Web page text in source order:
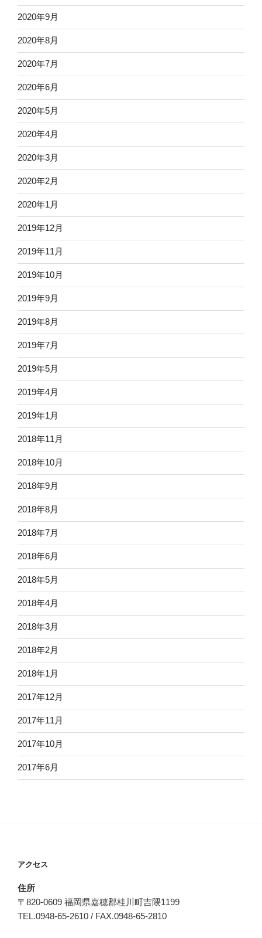
2020年9月
2020年8月
2020年7月
2020年6月
2020年5月
2020年4月
2020年3月
2020年2月
2020年1月
2019年12月
2019年11月
2019年10月
2019年9月
2019年8月
2019年7月
2019年5月
2019年4月
2019年1月
2018年11月
2018年10月
2018年9月
2018年8月
2018年7月
2018年6月
2018年5月
2018年4月
2018年3月
2018年2月
2018年1月
2017年12月
2017年11月
2017年10月
2017年6月
アクセス
住所
〒820-0609 福岡県嘉穂郡桂川町吉隈1199
TEL.0948-65-2610 / FAX.0948-65-2810